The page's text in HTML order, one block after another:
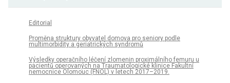
Editorial
Proměna struktury obyvatel domova pro seniory podle
multimorbidity a geriatrických syndromů
Výsledky operačního léčení zlomenin proximálního femuru u
pacientů operovaných na Traumatologické klinice Fakultní
nemocnice Olomouc (FNOL) v letech 2017–2019.